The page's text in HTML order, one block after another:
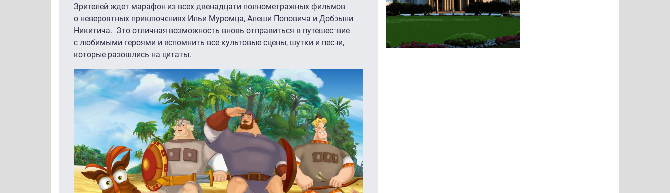
Зрителей ждет марафон из всех двенадцати полнометражных фильмов
о невероятных приключениях Ильи Муромца, Алеши Поповича и Добрыни
Никитича. Это отличная возможность вновь отправиться в путешествие
с любимыми героями и вспомнить все культовые сцены, шутки и песни,
которые разошлись на цитаты.